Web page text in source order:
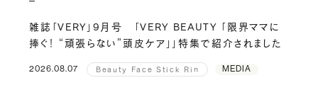
雑誌「VERY」9月号 「VERY BEAUTY 「限界ママに
捧ぐ！ “頑張らない”頭皮ケア」」特集で紹介されました
2026.08.07 Beauty Face Stick Rin MEDIA